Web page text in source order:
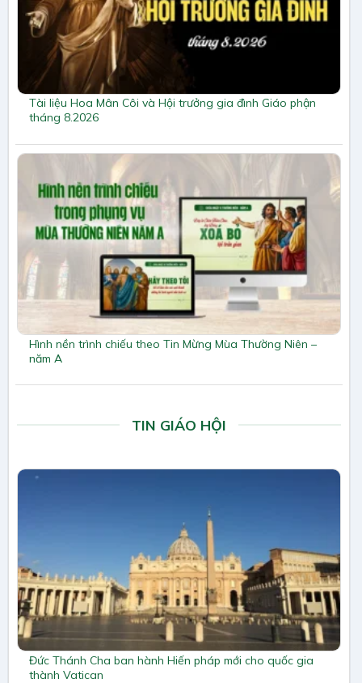
Tài liệu Hoa Mân Côi và Hội trưởng gia đình Giáo phận
tháng 8.2026
Hình nền trình chiếu theo Tin Mừng Mùa Thường Niên –
năm A
TIN GIÁO HỘI
Đức Thánh Cha ban hành Hiến pháp mới cho quốc gia
thành Vatican